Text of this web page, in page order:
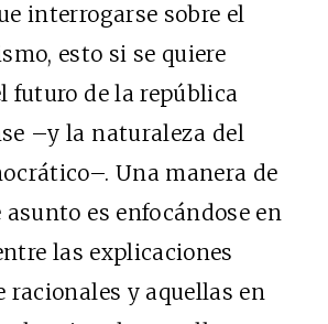
interrogarse sobre el
esto si se quiere
futuro de la república
–y la naturaleza del
Una manera de
es enfocándose en
las explicaciones
racionales y aquellas en